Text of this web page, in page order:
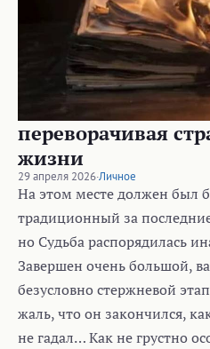
переворачивая
жизни
29 апреля 2026·Личное
На этом месте должен был
традиционный за
но Судьба распорядилась
Завершен очень большой,
безусловно стержневой
жаль, что он закончился,
не гадал… Как не грустно